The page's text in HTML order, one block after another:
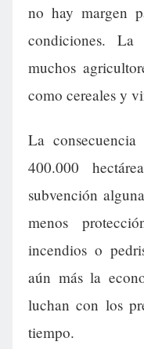
no hay margen
condiciones.
muchos
como cereales y
La
400.000
subvención
menos
incendios o
aún más la
luchan con los
tiempo.